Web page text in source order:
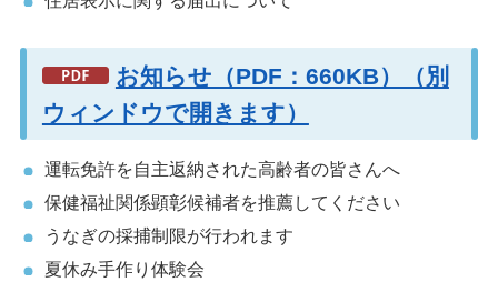
お知らせ（PDF：660KB）（別
ウィンドウで開きます）
運転免許を自主返納された高齢者の皆さんへ
保健福祉関係顕彰候補者を推薦してください
うなぎの採捕制限が行われます
夏休み手作り体験会